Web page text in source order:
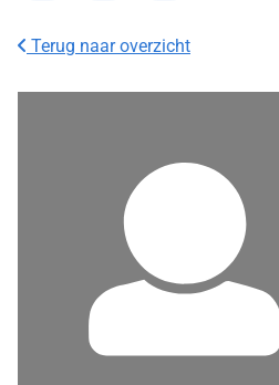
Terug naar overzicht